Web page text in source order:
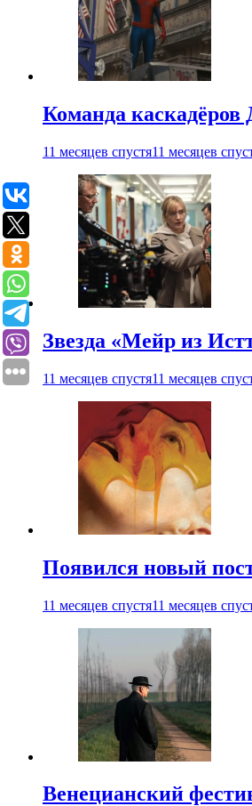
Команда
11 месяцев спустя11 месяцев
Звезда «Мейр из
11 месяцев спустя11 месяцев
Появился новый
11 месяцев спустя11 месяцев
Венецианский